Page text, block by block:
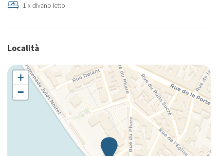
1 x divano letto
Località
+
−